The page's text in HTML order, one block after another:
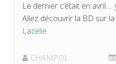
Le dernier c’était en avril….
Allez découvrir la BD sur
Lazelie
CHAMPOL